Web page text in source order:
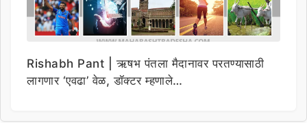
Rishabh Pant | ऋषभ पंतला मैदानावर परतण्यासाठी
लागणार ‘एवढा’ वेळ, डॉक्टर म्हणाले…